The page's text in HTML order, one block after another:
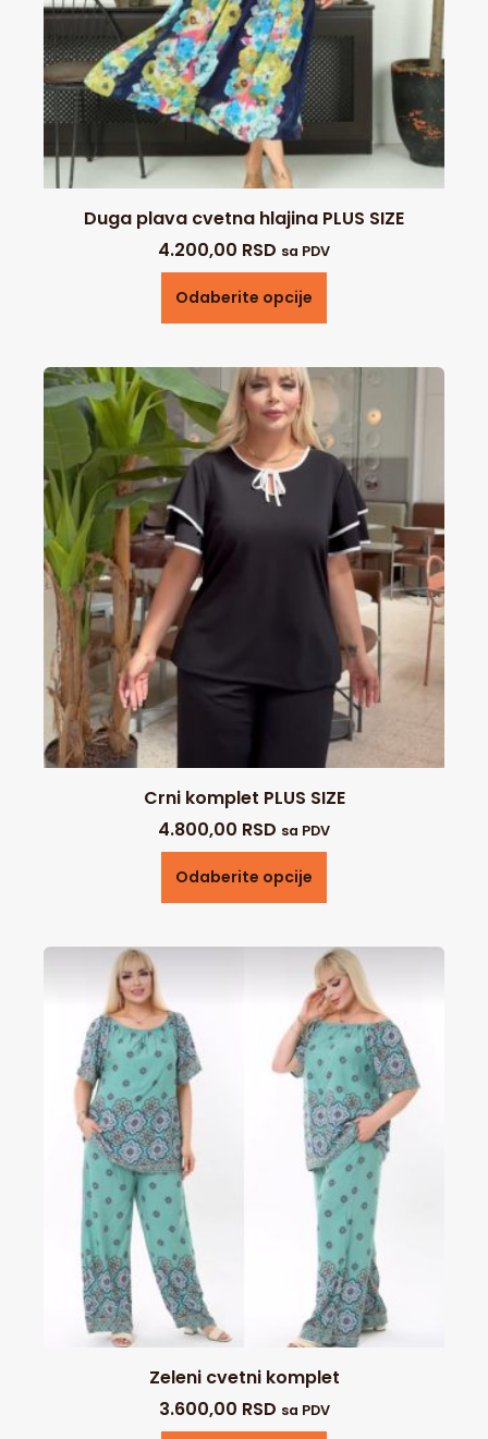
Duga plava cvetna hlajina PLUS SIZE
4.200,00 RSD sa PDV
Odaberite opcije
Crni komplet PLUS SIZE
4.800,00 RSD sa PDV
Odaberite opcije
Zeleni cvetni komplet
3.600,00 RSD sa PDV